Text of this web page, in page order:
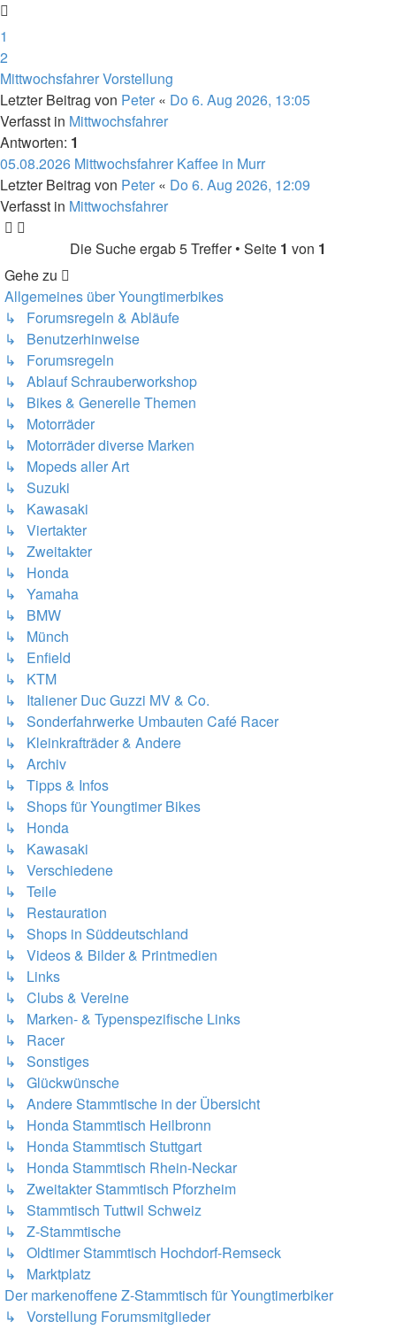
1
2
Mittwochsfahrer Vorstellung
Letzter Beitrag von Peter « Do 6. Aug 2026, 13:05
Verfasst in Mittwochsfahrer
Antworten: 1
05.08.2026 Mittwochsfahrer Kaffee in Murr
Letzter Beitrag von Peter « Do 6. Aug 2026, 12:09
Verfasst in Mittwochsfahrer
Die Suche ergab 5 Treffer • Seite 1 von 1
Gehe zu
Allgemeines über Youngtimerbikes
↳ Forumsregeln & Abläufe
↳ Benutzerhinweise
↳ Forumsregeln
↳ Ablauf Schrauberworkshop
↳ Bikes & Generelle Themen
↳ Motorräder
↳ Motorräder diverse Marken
↳ Mopeds aller Art
↳ Suzuki
↳ Kawasaki
↳ Viertakter
↳ Zweitakter
↳ Honda
↳ Yamaha
↳ BMW
↳ Münch
↳ Enfield
↳ KTM
↳ Italiener Duc Guzzi MV & Co.
↳ Sonderfahrwerke Umbauten Café Racer
↳ Kleinkrafträder & Andere
↳ Archiv
↳ Tipps & Infos
↳ Shops für Youngtimer Bikes
↳ Honda
↳ Kawasaki
↳ Verschiedene
↳ Teile
↳ Restauration
↳ Shops in Süddeutschland
↳ Videos & Bilder & Printmedien
↳ Links
↳ Clubs & Vereine
↳ Marken- & Typenspezifische Links
↳ Racer
↳ Sonstiges
↳ Glückwünsche
↳ Andere Stammtische in der Übersicht
↳ Honda Stammtisch Heilbronn
↳ Honda Stammtisch Stuttgart
↳ Honda Stammtisch Rhein-Neckar
↳ Zweitakter Stammtisch Pforzheim
↳ Stammtisch Tuttwil Schweiz
↳ Z-Stammtische
↳ Oldtimer Stammtisch Hochdorf-Remseck
↳ Marktplatz
Der markenoffene Z-Stammtisch für Youngtimerbiker
↳ Vorstellung Forumsmitglieder